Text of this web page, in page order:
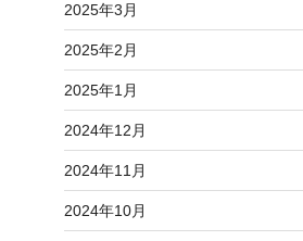
2025年3月
2025年2月
2025年1月
2024年12月
2024年11月
2024年10月